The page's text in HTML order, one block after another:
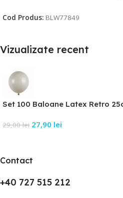
Cod Produs: BLW77849
Vizualizate recent
Set 100 Baloane Latex Retro
29,00lei 27,90 lei
Contact
+40 727 515 212